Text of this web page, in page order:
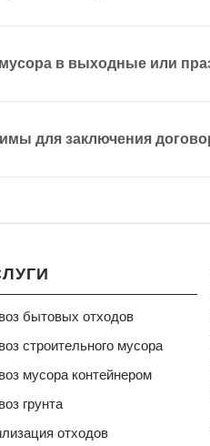
в выходные или
для заключения
бытовых отходов
строительного мусора
мусора контейнером
грунта
отходов